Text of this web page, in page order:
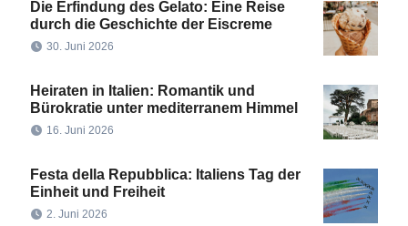
Die Erfindung des Gelato: Eine Reise
durch die Geschichte der Eiscreme
30. Juni 2026
Heiraten in Italien: Romantik und
Bürokratie unter mediterranem Himmel
16. Juni 2026
Festa della Repubblica: Italiens Tag der
Einheit und Freiheit
2. Juni 2026